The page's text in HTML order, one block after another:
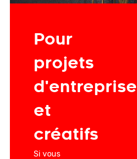
Pour
projets
d'entreprise
et
créatifs
Si vous